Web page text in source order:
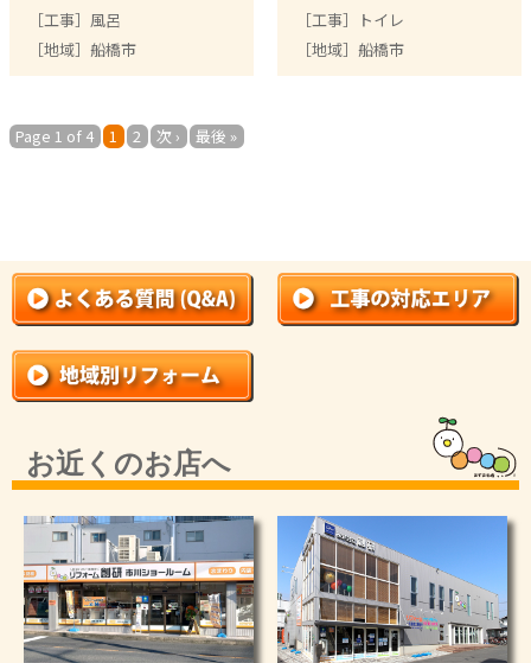
［工事］ 風呂
［地域］ 船橋市
［工事］
トイレ
［地域］ 船橋市
Page 1 of 4 1 2 次 › 最後 »
お近くのお店へ